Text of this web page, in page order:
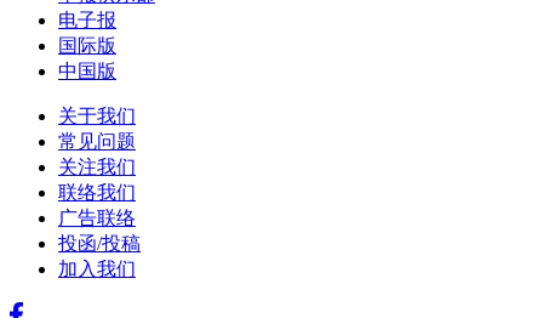
电子报
国际版
中国版
关于我们
常见问题
关注我们
联络我们
广告联络
投函/投稿
加入我们